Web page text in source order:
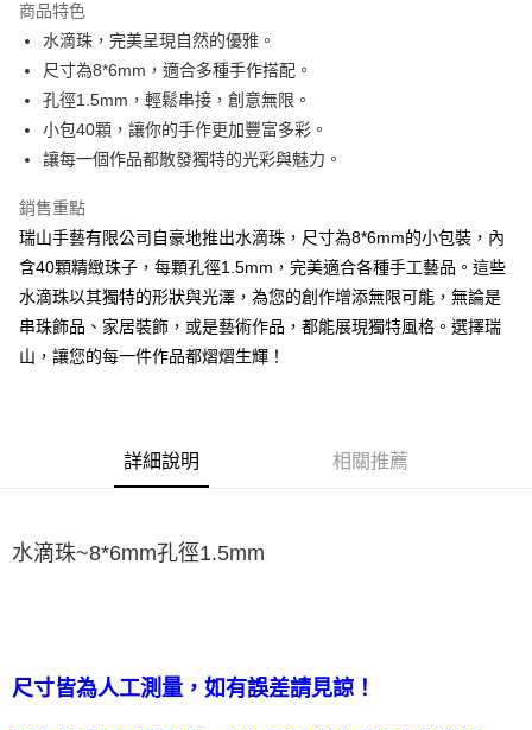
街口支付
悠遊付
運送方式
每筆NT$60，滿NT$1,500(含以上)免運費
付款後全家取貨
7-11取貨付款
每筆NT$60，滿NT$1,500(含以上)免運費
國家/地區配送-香港(順豐快遞)
商品特色
水滴珠，完美呈現自然的優雅。
尺寸為8*6mm，適合多種手作搭配。
孔徑1.5mm，輕鬆串接，創意無限。
小包40顆，讓你的手作更加豐富多彩。
讓每一個作品都散發獨特的光彩與魅力。
銷售重點
瑞山手藝有限公司自豪地推出水滴珠，尺寸為8*6mm的小包裝，內
含40顆精緻珠子，每顆孔徑1.5mm，完美適合各種手工藝品。這些
水滴珠以其獨特的形狀與光澤，為您的創作增添無限可能，無論是
串珠飾品、家居裝飾，或是藝術作品，都能展現獨特風格。選擇瑞
山，讓您的每一件作品都熠熠生輝！
詳細說明 相關推薦
水滴珠~8*6mm孔徑1.5mm
尺寸皆為人工測量，如有誤差請見諒！